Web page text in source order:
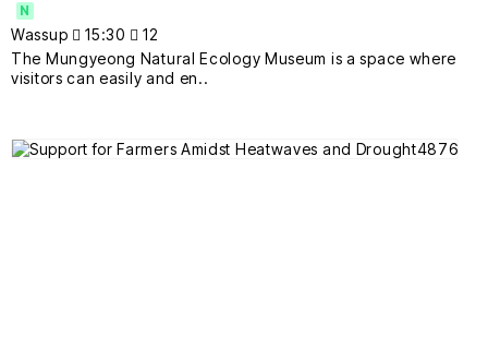
N
Wassup 15:30
12
The Mungyeong Natural Ecology Museum is a space where
visitors can easily and en..